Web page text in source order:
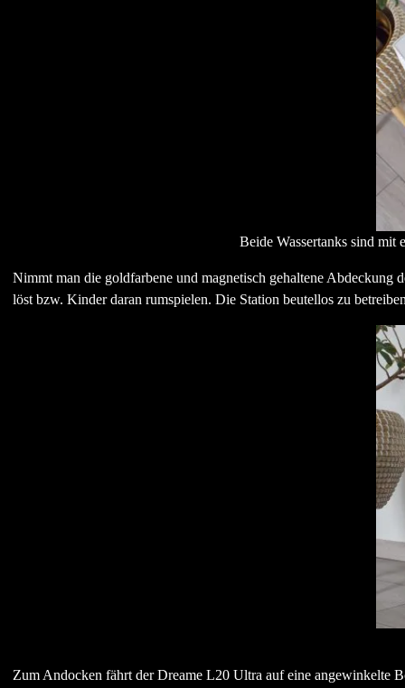
Beide Wassertanks sind mit
Nimmt man die goldfarbene und magnetisch gehaltene Abdeckung
löst bzw. Kinder daran rumspielen. Die Station beutellos zu
Zum Andocken fährt der Dreame L20 Ultra auf eine angewinkelte